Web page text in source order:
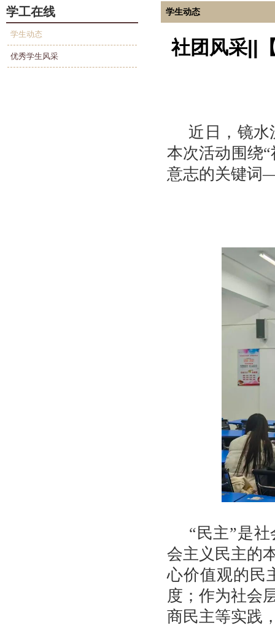
学工在线
学生动态
优秀学生风采
学生动态
社团风采||
近日，镜水
本次活动围绕
意志的关键词
“ 民主”是
会主义民主的
心价值观的民
度；作为社会
商民主等实践